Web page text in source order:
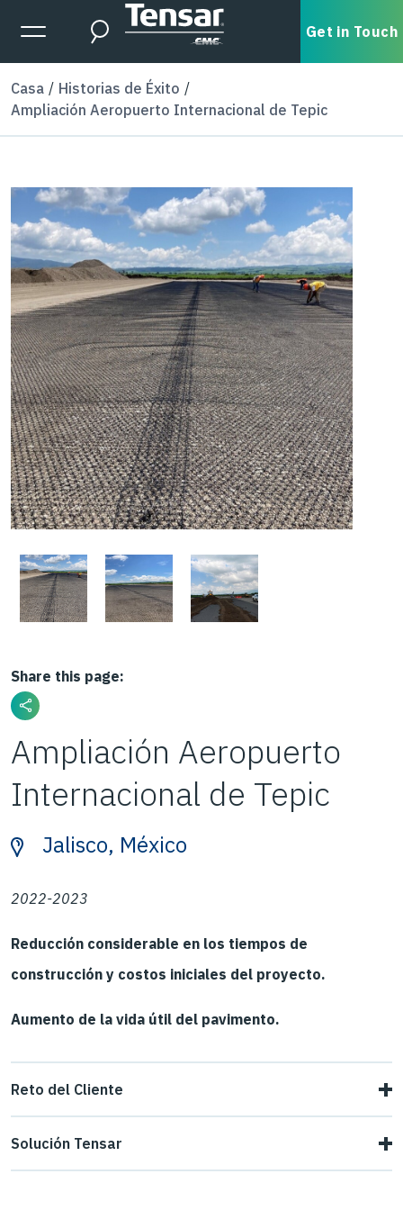
Skip to main content
Expanded Menu Toggle
Search Get in Touch
Casa
Historias de Éxito
Ampliación Aeropuerto Internacional de Tepic
Share this page:
Ampliación Aeropuerto
Internacional de Tepic
Jalisco, México
2022-2023
Reducción considerable en los tiempos de
construcción y costos iniciales del proyecto.
Aumento de la vida útil del pavimento.
Reto del Cliente
El reto de nuestro cliente era prolongar la vida útil del
Solución Tensar